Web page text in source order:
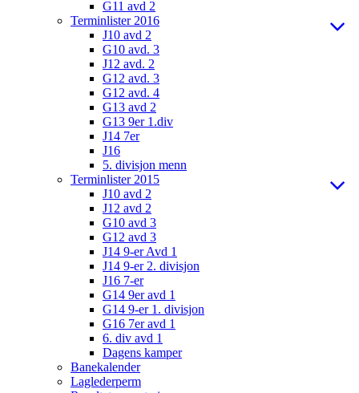
G11 avd 2
Terminlister 2016
J10 avd 2
G10 avd. 3
J12 avd. 2
G12 avd. 3
G12 avd. 4
G13 avd 2
G13 9er 1.div
J14 7er
J16
5. divisjon menn
Terminlister 2015
J10 avd 2
J12 avd 2
G10 avd 3
G12 avd 3
J14 9-er Avd 1
J14 9-er 2. divisjon
J16 7-er
G14 9er avd 1
G14 9-er 1. divisjon
G16 7er avd 1
6. div avd 1
Dagens kamper
Banekalender
Laglederperm